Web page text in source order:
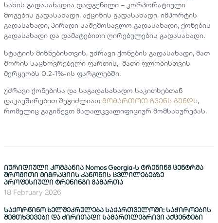
სახის გადასახადია დადგენილი – კორპორატიული
მოგების გადასახადი, აქციზის გადასახადი, იმპორტის
გადასახადი, პირადი საშემოსავლო გადასახადი, ქონების
გადასახადი და დამატებითი ღირებულების გადასახადი.
სტატიის მიზნებისთვის, უძრავი ქონების გადასახადი, მათ
შორის საცხოვრებელი ფართის, მათი ფლობისთვის
მერყეობს 0.2-1%-ის ფარგლებში.
უძრავი ქონებისა და საგადასახადო საკითხებთან
დაკავშირებით შეგიძლიათ მომართოთ ჩვენს გუნდს,
რომელიც გაგიწევთ მაღალკვალიფიციურ მომსახურებას.
იურიდიული კომპანია Nomos Georgia-ს ტრენინგ ცენტრმა
შრომითი მიგრაციის კანონის ცვლილებებზე
პროფესიული ტრენინგი გამართა
18 February 2026
საქორწინო ხელშეკრულება საქართველოში: საჭიროების
შემთხვევები და ძირითადი სამართლებრივი აქცენტები